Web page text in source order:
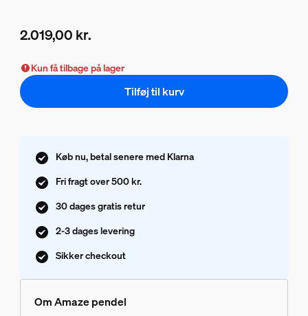
2.019,00 kr.
Kun få tilbage på lager
Tilføj til kurv
Køb nu, betal senere med Klarna
Fri fragt over 500 kr.
30 dages gratis retur
2-3 dages levering
Sikker checkout
Om Amaze pendel